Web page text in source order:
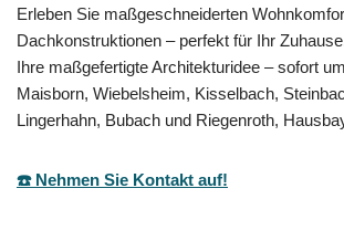
Erleben Sie maßgeschneiderten
Dachkonstruktionen – perfekt für Ihr
Ihre maßgefertigte Architekturidee – sofort
Maisborn, Wiebelsheim, Kisselbach,
Lingerhahn, Bubach und Riegenroth,
☎️ Nehmen Sie Kontakt auf!